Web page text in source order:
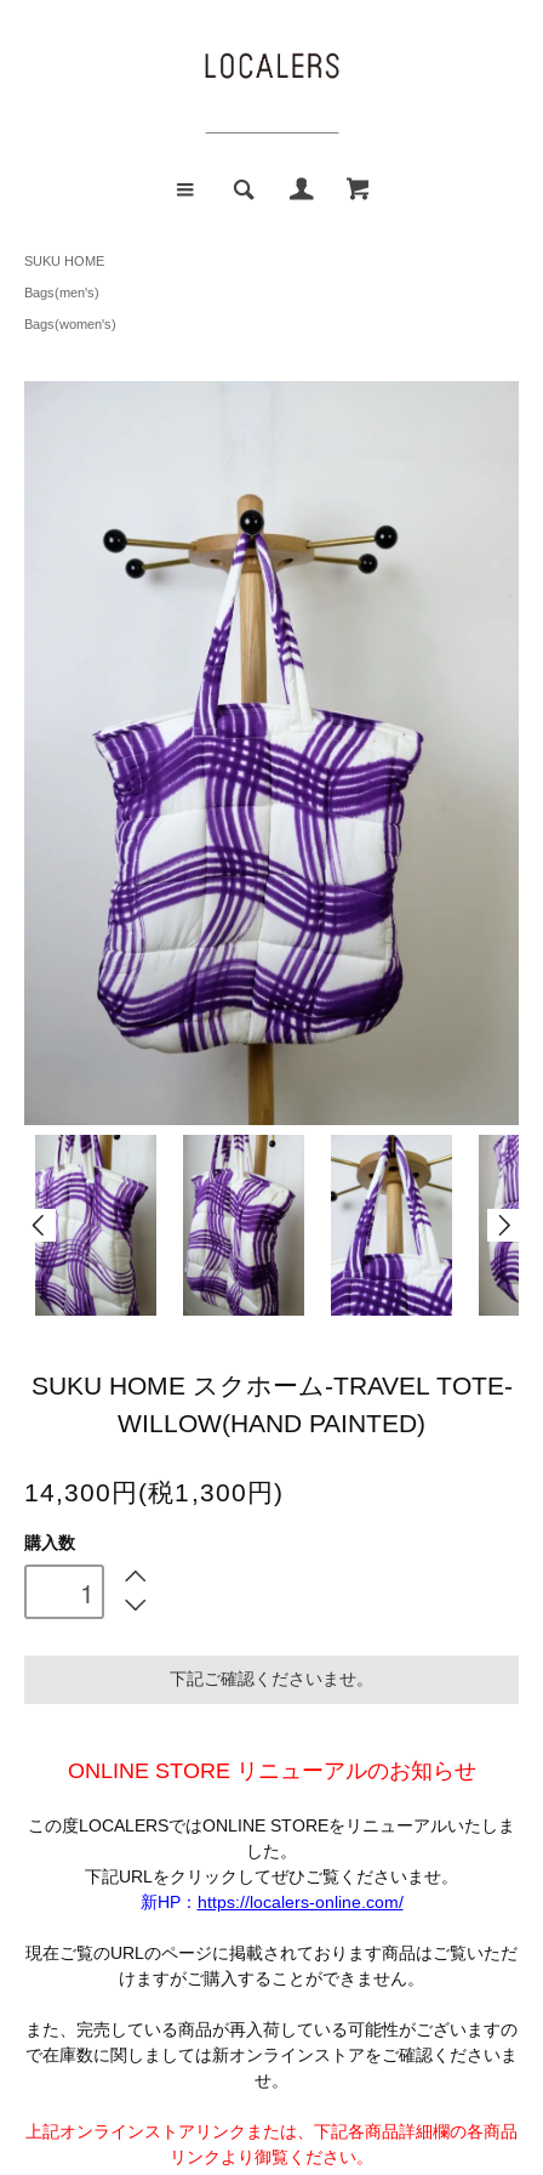
SUKU HOME
Bags(men's)
Bags(women's)
SUKU HOME スクホーム-TRAVEL TOTE-
WILLOW(HAND PAINTED)
14,300円(税1,300円)
購入数
下記ご確認くださいませ。
ONLINE STORE リニューアルのお知らせ
この度LOCALERSではONLINE STOREをリニューアルいたしま
した。
下記URLをクリックしてぜひご覧くださいませ。
新HP： https://localers-online.com/
現在ご覧のURLのページに掲載されております商品はご覧いただ
けますがご購入することができません。
また、完売している商品が再入荷している可能性がございますの
で在庫数に関しましては新オンラインストアをご確認くださいま
せ。
上記オンラインストアリンクまたは、下記各商品詳細欄の各商品
リンクより御覧ください。